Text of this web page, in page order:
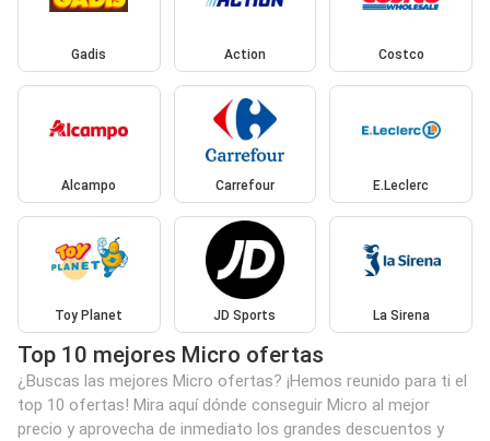
Gadis Action Costco
Alcampo Carrefour E.Leclerc
Toy Planet JD Sports La Sirena
Top 10 mejores Micro ofertas
¿Buscas las mejores Micro ofertas? ¡Hemos reunido para ti el
top 10 ofertas! Mira aquí dónde conseguir Micro al mejor
precio y aprovecha de inmediato los grandes descuentos y